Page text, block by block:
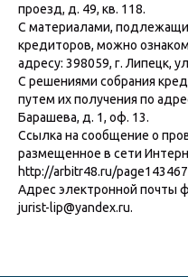
проезд, д. 49, кв. 118.
С материалами,
кредиторов, можно
адресу: 398059, г. Липецк,
С решениями собрания
путем их получения по
Барашева, д. 1, оф. 13.
Ссылка на сообщение о
размещенное в сети
http://arbitr48.ru/
Адрес электронной почты
jurist-lip@yandex.ru.